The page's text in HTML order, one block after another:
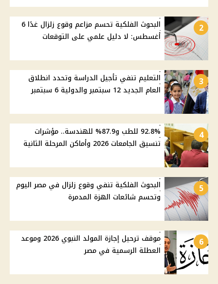
2
البحوث الفلكية تحسم مزاعم وقوع زلزال غدًا 6
أغسطس: لا دليل علمي على التوقعات
3
التعليم تنفي تأجيل الدراسة وتحدد انطلاق
العام الجديد 12 سبتمبر والدولية 6 سبتمبر
4
92.8% للطب و87.9% للهندسة.. مؤشرات
تنسيق الجامعات 2026 وأماكن المرحلة الثانية
5
البحوث الفلكية تنفي وقوع زلزال في مصر اليوم
وتحسم شائعات الهزة المدمرة
6
موقف ترحيل إجازة المولد النبوي 2026 وموعد
العطلة الرسمية في مصر